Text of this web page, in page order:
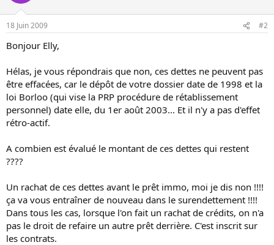
18 Juin 2009 #2
Bonjour Elly,
Hélas, je vous répondrais que non, ces dettes ne peuvent pas
être effacées, car le dépôt de votre dossier date de 1998 et la
loi Borloo (qui vise la PRP procédure de rétablissement
personnel) date elle, du 1er août 2003... Et il n'y a pas d'effet
rétro-actif.
A combien est évalué le montant de ces dettes qui restent
????
Un rachat de ces dettes avant le prêt immo, moi je dis non !!!!
ça va vous entraîner de nouveau dans le surendettement !!!!
Dans tous les cas, lorsque l'on fait un rachat de crédits, on n'a
pas le droit de refaire un autre prêt derrière. C'est inscrit sur
les contrats.